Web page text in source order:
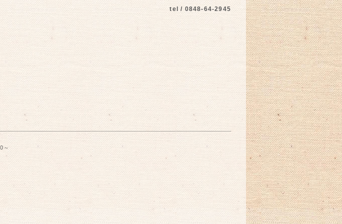
tel / 0848-64-2945
～